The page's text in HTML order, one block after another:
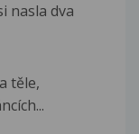
nasla dva
těle,